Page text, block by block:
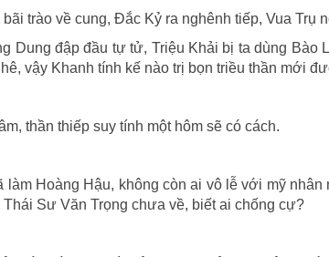
trào về cung, Ðắc Kỷ ra nghênh tiếp, Vua Trụ
Dung đập đầu tự tử, Triệu Khải bị ta dùng Bào
vậy Khanh tính kế nào trị bọn triều thần mới
thần thiếp suy tính một hôm sẽ có cách.
làm Hoàng Hậu, không còn ai vô lễ với mỹ
Thái Sư Văn Trọng chưa về, biết ai chống cự?